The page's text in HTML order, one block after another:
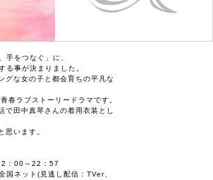
手をつなぐ」に、
事が決まりました。
グな女の子と都会育ちの平凡な
春ラブストーリードラマです。
で田中真琴さんの着用衣装とし
思います。
：00～22：57
国ネット(見逃し配信：TVer、